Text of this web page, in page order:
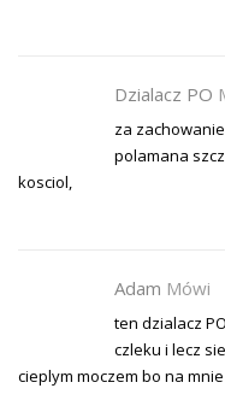
Dzialacz PO
za
polamana
kosciol,
Adam Mówi
ten dzialacz
czleku i lecz
cieplym moczem bo na